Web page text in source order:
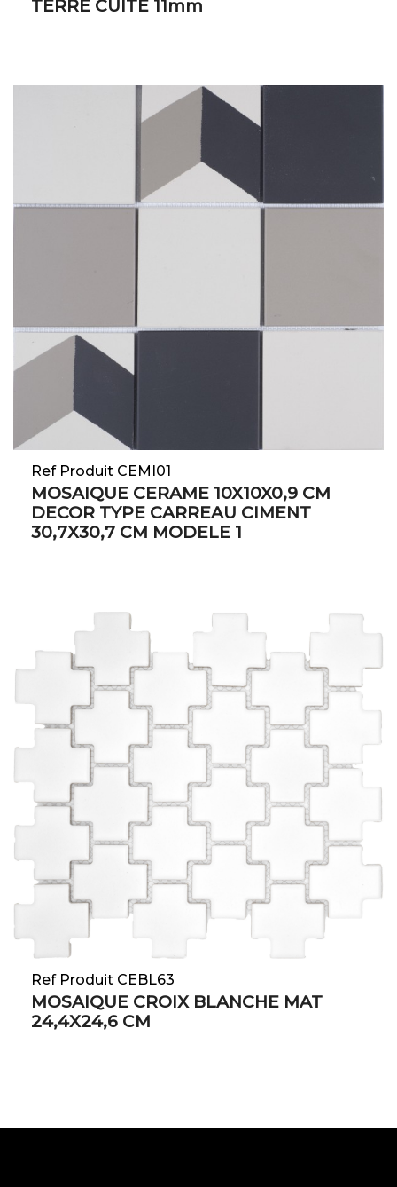
TERRE CUITE 11mm
Ref Produit CEMI01
MOSAIQUE CERAME 10X10X0,9 CM
DECOR TYPE CARREAU CIMENT
30,7X30,7 CM MODELE 1
Ref Produit CEBL63
MOSAIQUE CROIX BLANCHE MAT
24,4X24,6 CM